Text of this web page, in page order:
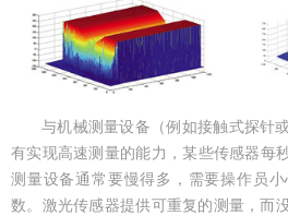
与机械测量设备（例如接触式探针
有实现高速测量的能力，某些传感器每
测量设备通常要慢得多，需要操作员
数。激光传感器提供可重复的测量，而